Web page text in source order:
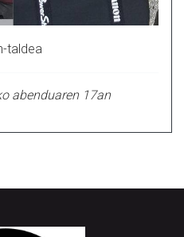
taldea
abenduaren 17an